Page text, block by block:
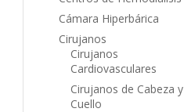
Cámara Hiperbárica
Cirujanos
Cirujanos
Cardiovasculares
Cirujanos de Cabeza y
Cuello